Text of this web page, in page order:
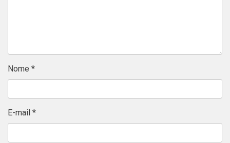
Nome *
E-mail *